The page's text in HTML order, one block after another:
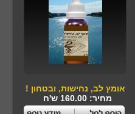
אומץ לב, נחישות, ובטחון !
מחיר: 160.00 ש'ח